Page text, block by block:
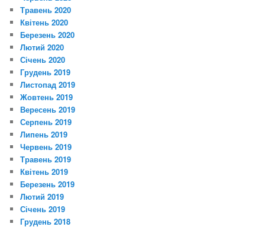
Травень 2020
Квітень 2020
Березень 2020
Лютий 2020
Січень 2020
Грудень 2019
Листопад 2019
Жовтень 2019
Вересень 2019
Серпень 2019
Липень 2019
Червень 2019
Травень 2019
Квітень 2019
Березень 2019
Лютий 2019
Січень 2019
Грудень 2018